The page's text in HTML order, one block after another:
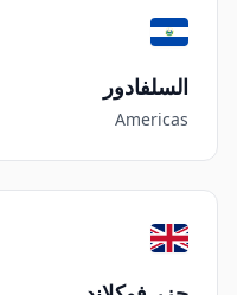
السلفادور
Americas